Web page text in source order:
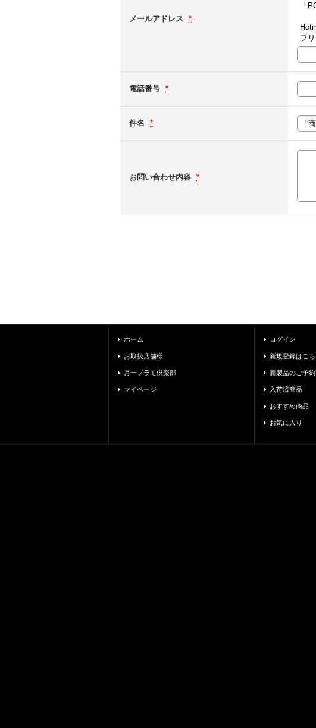
メールアドレス *
「
フ
電話番号 *
件名 *
お問い合わせ内容 *
ホーム
お取扱店舗様
月一プラモ倶楽部
マイページ
ログイン
新規登録はこち
新製品のご予
入荷済商品
おすすめ商品
お気に入り